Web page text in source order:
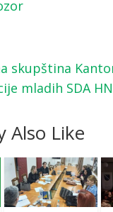
skupština
mladih SDA
Also Like